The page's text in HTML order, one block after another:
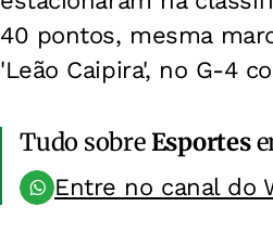
40 pontos, mesma
'Leão Caipira', no G-4
Tudo sobreEsportes
Entre no canal do